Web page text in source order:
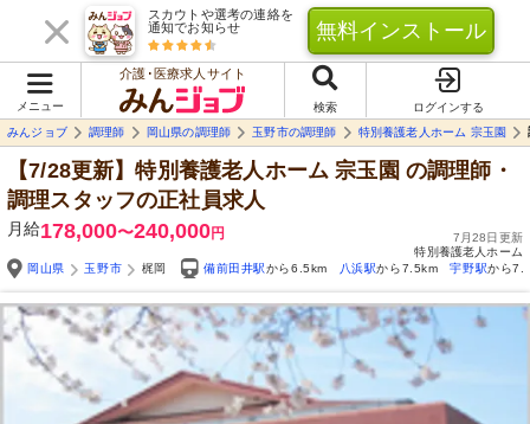
スカウトや選考の連絡を
通知でお知らせ
無料インストール
メニュー
介護･医療求人サイト
検索
ログインする
みんジョブ
調理師 岡山県の調理師 玉野市の調理師 特別養護老人ホーム 宗玉園
【7/28更新】特別養護老人ホーム 宗玉園 の調理師・
調理スタッフの正社員求人
月給178,000〜240,000円
7月28日更新
特別養護老人ホーム
岡山県
玉野市 梶岡 備前田井駅から6.5km 八浜駅から7.5km 宇野駅から